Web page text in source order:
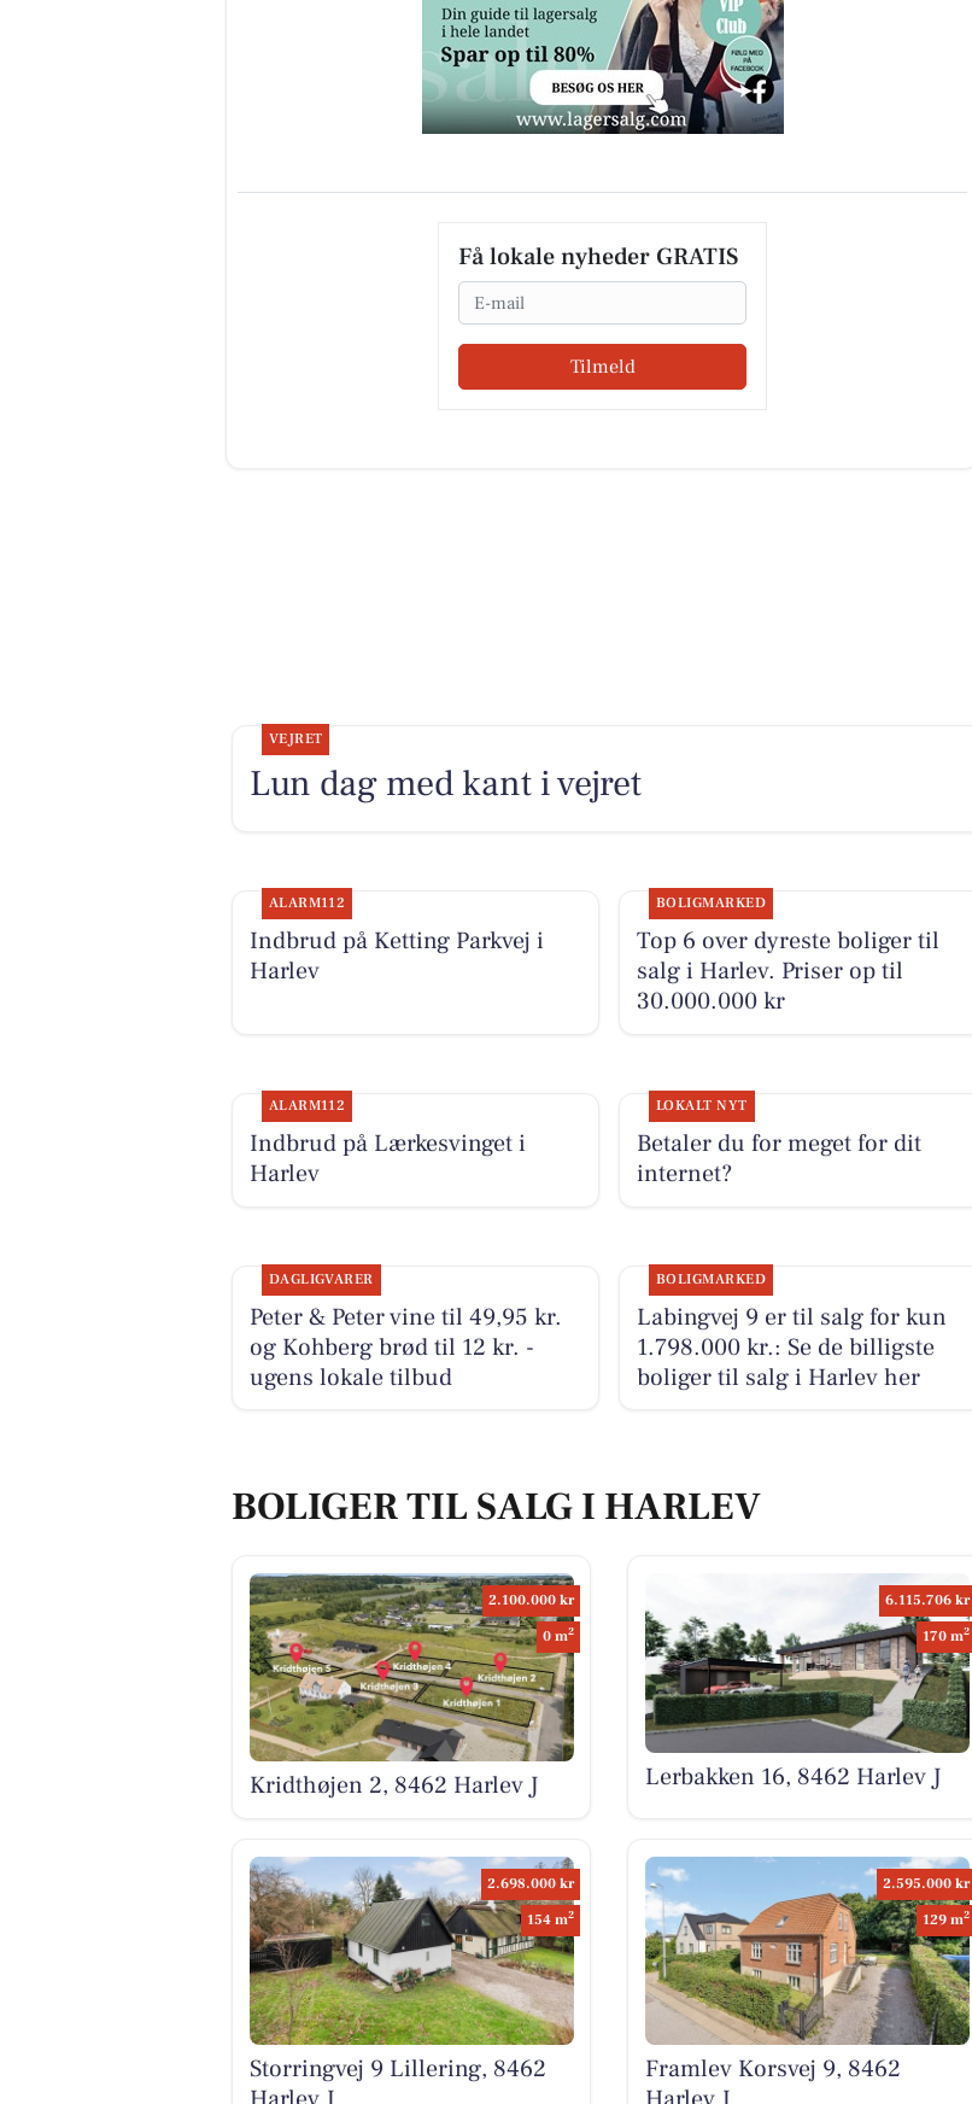
Få lokale nyheder GRATIS
Email
Tilmeld
VEJRET
Lun dag med kant i vejret
ALARM112
Indbrud på Ketting Parkvej i
Harlev
BOLIGMARKED
Top 6 over dyreste boliger til
salg i Harlev. Priser op til
30.000.000 kr
ALARM112
Indbrud på Lærkesvinget i
Harlev
LOKALT NYT
Betaler du for meget for dit
internet?
DAGLIGVARER
Peter & Peter vine til 49,95 kr.
og Kohberg brød til 12 kr. -
ugens lokale tilbud
BOLIGMARKED
Labingvej 9 er til salg for kun
1.798.000 kr.: Se de billigste
boliger til salg i Harlev her
BOLIGER TIL SALG I HARLEV
2.100.000 kr
0 m2
Kridthøjen 2, 8462 Harlev J
6.115.706 kr
170 m2
Lerbakken 16, 8462 Harlev J
2.698.000 kr
154 m2
Storringvej 9 Lillering, 8462
2.595.000 kr
129 m2
Framlev Korsvej 9, 8462